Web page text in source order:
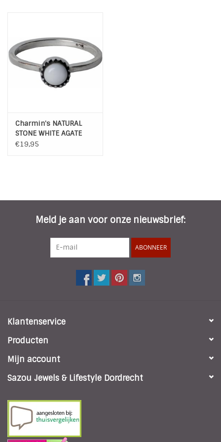
Charmin's NATURAL
STONE WHITE AGATE
R039
€19,95
Meld je aan voor onze nieuwsbrief:
ABONNEER
Klantenservice
Producten
Mijn account
Sazou Jewels & Lifestyle Dordrecht